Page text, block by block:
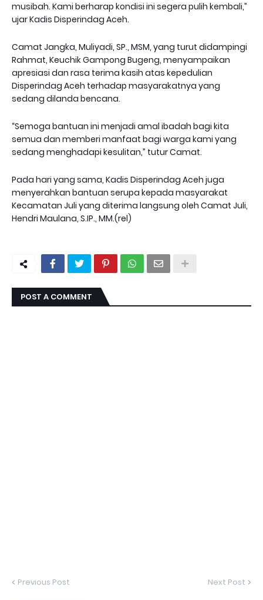
musibah. Kami berharap kondisi ini segera pulih kembali,”
ujar Kadis Disperindag Aceh.
Camat Jangka, Muliyadi, SP., MSM, yang turut didampingi
Rahmat, Keuchik Gampong Bugeng, menyampaikan
apresiasi dan rasa terima kasih atas kepedulian
Disperindag Aceh terhadap masyarakatnya yang
sedang dilanda bencana.
“Semoga bantuan ini menjadi amal ibadah bagi kita
semua dan memberi manfaat bagi warga kami yang
sedang menghadapi kesulitan,” tutur Camat.
Pada hari yang sama, Kadis Disperindag Aceh juga
menyerahkan bantuan serupa kepada masyarakat
Kecamatan Juli yang diterima langsung oleh Camat Juli,
Hendri Maulana, S.IP., MM.(rel)
POST A COMMENT
Previous Post Next Post